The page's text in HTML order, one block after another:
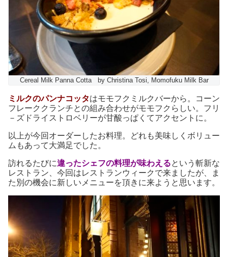
Cereal Milk Panna Cotta by Christina Tosi, Momofuku Milk Bar
ミルクのパンナコッタはモモフクミルクバーから。コーン
フレーククランチとの組み合わせがモモフクらしい。フリ
－ズドライストロベリーが甘酸っぱくてアクセントに。
以上が今回オーダーしたお料理。どれも美味しくボリュー
ムもあって大満足でした。
訪れるたびに違ったシェフの料理が味わえるという斬新な
レストラン、今回はレストランウィークで来ましたが、ま
た別の機会に新しいメニューを頂きに来ようと思います。